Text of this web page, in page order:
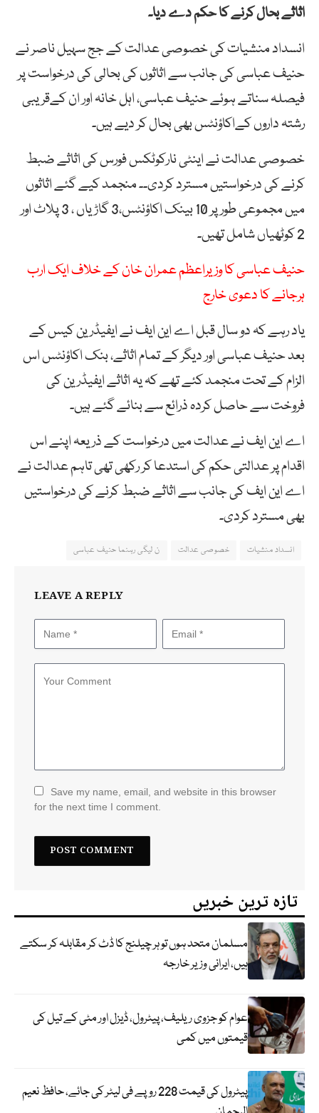
اثاثے بحال کرنے کا حکم دے دیا۔
انسداد منشیات کی خصوصی عدالت کے جج سہیل ناصر نے
حنیف عباسی کی جانب سے اثاثوں کی بحالی کی درخواست پر
فیصلہ سناتے ہوئے حنیف عباسی، اہل خانہ اور ان کےقریبی
رشتہ داروں کےاکاؤنٹس بھی بحال کر دیے ہیں۔
خصوصی عدالت نے اینٹی نارکوٹکس فورس کی اثاثے ضبط
کرنے کی درخواستیں مسترد کردی۔۔ منجمد کیے گئے اثاثوں
میں مجموعی طور پر 10 بینک اکاؤنٹس،3 گاڑیاں ، 3 پلاٹ اور
2 کوٹھیاں شامل تھیں۔
حنیف عباسی کا وزیراعظم عمران خان کے خلاف ایک ارب
ہرجانے کا دعوی خارج
یاد رہے کہ دو سال قبل اے این ایف نے ایفیڈرین کیس کے
بعد حنیف عباسی اور دیگر کے تمام اثاثے، بنک اکاؤنٹس اس
الزام کے تحت منجمد کئے تھے کہ یہ اثاثے ایفیڈرین کی
فروخت سے حاصل کردہ ذرائع سے بنائے گئے ہیں۔
اے این ایف نے عدالت میں درخواست کے ذریعہ اپنے اس
اقدام پر عدالتی حکم کی استدعا کر رکھی تھی تاہم عدالت نے
اے این ایف کی جانب سے اثاثے ضبط کرنے کی درخواستیں
بھی مسترد کردی۔
انسداد منشیات خصوصی عدالت ن لیگی رہنما حنیف عباسی
LEAVE A REPLY
Save my name, email, and website in this browser
for the next time I comment.
تازہ ترین خبریں
مسلمان متحد ہوں تو ہر چیلنج کا ڈٹ کر مقابلہ کر سکتے
ہیں، ایرانی وزیر خارجہ
عوام کو جزوی ریلیف، پیٹرول، ڈیزل اور مٹی کے تیل کی
قیمتوں میں کمی
پیٹرول کی قیمت 228 روپے فی لیٹر کی جائے، حافظ نعیم